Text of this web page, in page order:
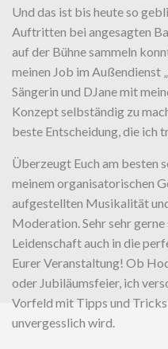
Und das ist bis heute so
Auftritten bei angesagten
auf der Bühne sammeln
meinen Job im Außendienst
Sängerin und DJane mit
Konzept selbständig zu
beste Entscheidung, die ich
Überzeugt Euch am besten
meinem organisatorischen
aufgestellten Musikalität
Moderation. Sehr sehr
Leidenschaft auch in die
Eurer Veranstaltung! Ob
oder Jubiläumsfeier, ich
Vorfeld mit Tipps und
unvergesslich wird.